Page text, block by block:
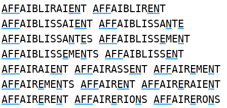
AFFAIBLIRAIENT AFFAIBLIRENT
AFFAIBLISSAIENT AFFAIBLISSANTE
AFFAIBLISSANTES AFFAIBLISSEMENT
AFFAIBLISSEMENTS AFFAIBLISSENT
AFFAIRAIENT AFFAIRASSENT AFFAIREMENT
AFFAIREMENTS AFFAIRENT AFFAIRERAIENT
AFFAIRERENT AFFAIRERIONS AFFAIRERONS